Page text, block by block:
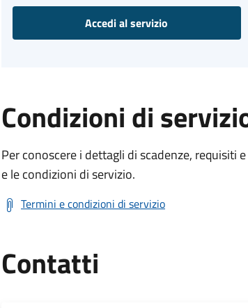
Accedi al servizio
Condizioni di
Per conoscere i dettagli di scadenze,
e le condizioni di servizio.
Termini e condizioni di servizio
Contatti